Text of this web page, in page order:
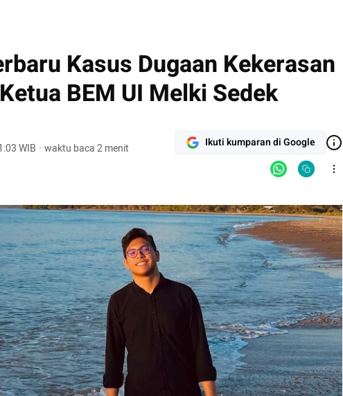
Kasus Dugaan Kekerasan
BEM UI Melki Sedek
WIB · waktu baca 2 menit Ikuti kumparan di Google